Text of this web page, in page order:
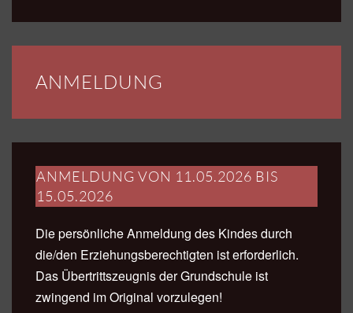
ANMELDUNG
ANMELDUNG VON 11.05.2026 BIS
15.05.2026
Die persönliche Anmeldung des Kindes durch
die/den Erziehungsberechtigten ist erforderlich.
Das Übertrittszeugnis der Grundschule ist
zwingend im Original vorzulegen!